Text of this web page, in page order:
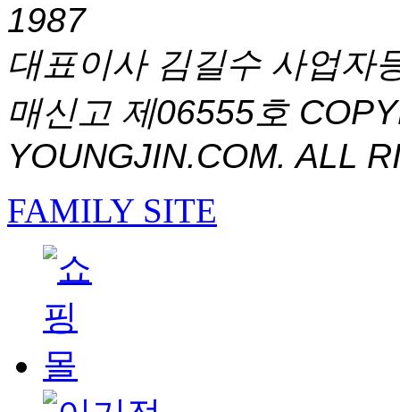
1987
대표이사 김길수 사업자
매신고 제06555호
YOUNGJIN.COM. ALL
FAMILY SITE